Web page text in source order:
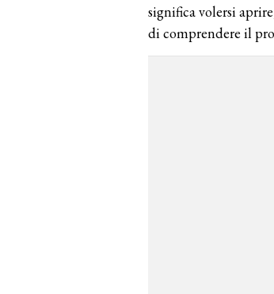
significa volersi
di comprendere il